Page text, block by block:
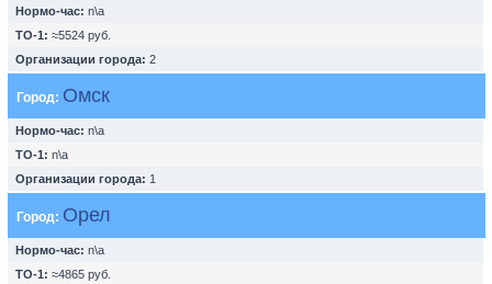
Нормо-час: n\a
ТО-1: ≈5524 руб.
Организации города: 2
Город: Омск
Нормо-час: n\a
ТО-1: n\a
Организации города: 1
Город: Орел
Нормо-час: n\a
ТО-1: ≈4865 руб.